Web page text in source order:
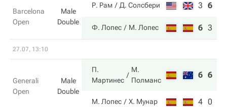
Barcelona
Open
Male
Double
Р. Рам Д. Солсбери 3 6
Ф. Лопес М. Лопес 6 3
27.07, 13:10
Generali
Open
Male
Double
П.
Мартинес
М.
Полманс
6 6
М. Лопес Х. Мунар 4 0